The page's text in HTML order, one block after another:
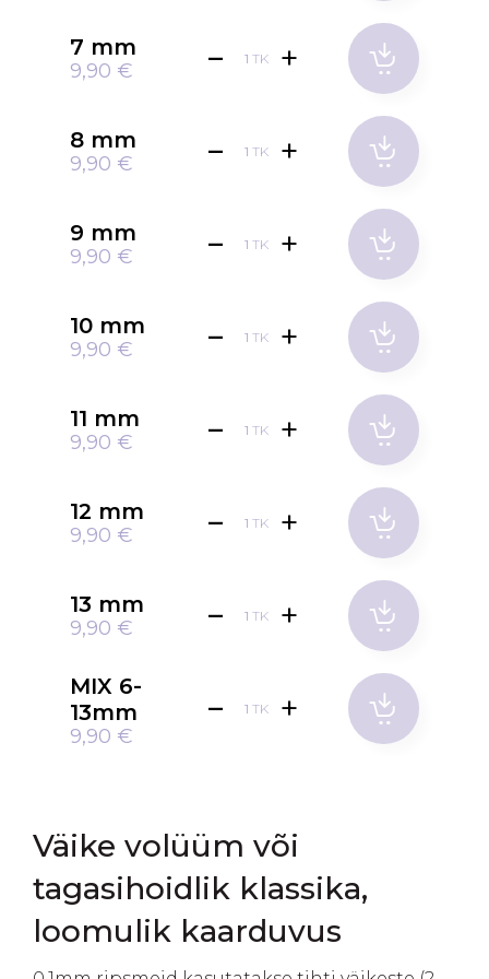
7 mm
9,90 €
TK
8 mm
9,90 €
TK
9 mm
9,90 €
TK
10 mm
9,90 €
TK
11 mm
9,90 €
TK
12 mm
9,90 €
TK
13 mm
9,90 €
TK
MIX 6-
13mm
9,90 €
TK
Väike volüüm või
tagasihoidlik klassika,
loomulik kaarduvus